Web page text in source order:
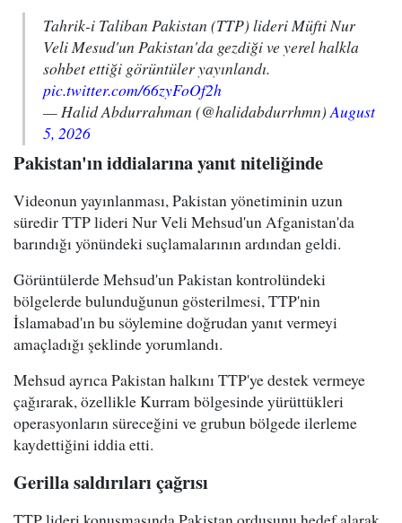
Tahrik-i Taliban Pakistan (TTP) lideri Müfti Nur
Veli Mesud'un Pakistan'da gezdiği ve yerel halkla
sohbet ettiği görüntüler yayınlandı.
pic.twitter.com/66zyFoOf2h
— Halid Abdurrahman (@halidabdurrhmn)August
5, 2026
Pakistan'ın iddialarına yanıt niteliğinde
Videonun yayınlanması, Pakistan yönetiminin uzun
süredir TTP lideri Nur Veli Mehsud'un Afganistan'da
barındığı yönündeki suçlamalarının ardından geldi.
Görüntülerde Mehsud'un Pakistan kontrolündeki
bölgelerde bulunduğunun gösterilmesi, TTP'nin
İslamabad'ın bu söylemine doğrudan yanıt vermeyi
amaçladığı şeklinde yorumlandı.
Mehsud ayrıca Pakistan halkını TTP'ye destek vermeye
çağırarak, özellikle Kurram bölgesinde yürüttükleri
operasyonların süreceğini ve grubun bölgede ilerleme
kaydettiğini iddia etti.
Gerilla saldırıları çağrısı